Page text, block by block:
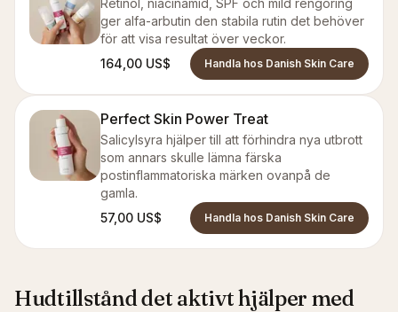
Retinol, niacinamid, SPF och mild rengöring
ger alfa-arbutin den stabila rutin det behöver
för att visa resultat över veckor.
164,00 US$
Handla hos Danish Skin Care
Perfect Skin Power Treat
Salicylsyra hjälper till att förhindra nya utbrott
som annars skulle lämna färska
postinflammatoriska märken ovanpå de
gamla.
57,00 US$
Handla hos Danish Skin Care
Hudtillstånd det aktivt hjälper med